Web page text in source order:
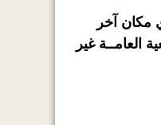
مكان آخر
غير